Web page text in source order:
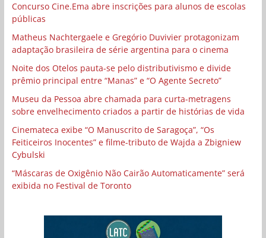
Concurso Cine.Ema abre inscrições para alunos de escolas
públicas
Matheus Nachtergaele e Gregório Duvivier protagonizam
adaptação brasileira de série argentina para o cinema
Noite dos Otelos pauta-se pelo distributivismo e divide
prêmio principal entre “Manas” e “O Agente Secreto”
Museu da Pessoa abre chamada para curta-metragens
sobre envelhecimento criados a partir de histórias de vida
Cinemateca exibe “O Manuscrito de Saragoça”, “Os
Feiticeiros Inocentes” e filme-tributo de Wajda a Zbigniew
Cybulski
“Máscaras de Oxigênio Não Cairão Automaticamente” será
exibida no Festival de Toronto